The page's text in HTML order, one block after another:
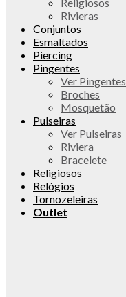
Rivieras
Conjuntos
Esmaltados
Piercing
Pingentes
Ver Pingentes
Broches
Mosquetão
Pulseiras
Ver Pulseiras
Riviera
Bracelete
Religiosos
Relógios
Tornozeleiras
Outlet